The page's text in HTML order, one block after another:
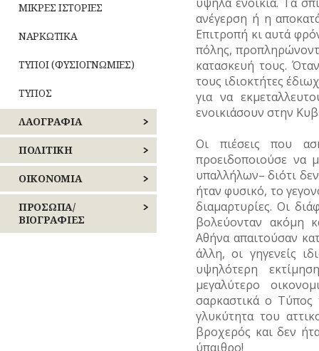
ΣΚΙΤΣΑ
–
ΠΟΙΗΣΗ
ΜΟΥΣΙΚΗ
ΟΛΥΜΠΙΑΚΟΙ
ΑΓΩΝΕΣ
(ΟΛΥΜΠΙΣΜΟΣ)
ΡΑΔΙΟΦΩΝΟ
ΤΗΛΕΟΡΑΣΗ
ΔΥΤΙΚΗΣ
ΞΩΚΚΛΗΣΙΑ
ΠΑΝΗΓΥΡΙΑ
ΜΙΚΡΕΣ ΙΣΤΟΡΙΕΣ
ΝΑΡΚΩΤΙΚΑ
ΤΥΠΟΙ (ΦΥΣΙΟΓΝΩΜΙΕΣ)
ΤΥΠΟΣ
ΛΑΟΓΡΑΦΙΑ
ΛΑΙΚΗ
ΔΗΜΙΟΥΡΓΙΑ
Οίκος
–
Αυλή
ΠΝΕΥΜΑΤΙΚΟΣ
ΒΙΟΣ
Λατρεία
ΚΟΙΝΩΝΙΚΟΣ
ΠΟΛΙΤΙΚΗ
ΕΚΛΟΓΕΣ
ΕΠΑΝΑΣΤΑΣΕΙΣ
ΚΙΝΗΜΑΤΑ
ΟΙΚΟΝΟΜΙΑ
ΒΙΟΜΗΧΑΝΙΑ
–
ΕΜΠΟΡΙΟ
ΠΡΟΣΩΠΑ/
ΒΙΟΓΡΑΦΙΕΣ
ανέγερση ή η
Επιτροπή κι αυτά
πόλης,
κατασκευή τους.
τους ιδιοκτήτες
για να
ενοικιάσουν στην
Οι πιέσεις που
προειδοποιούσε να
υπαλλήλων– διότι
ήταν φυσικό, το
διαμαρτυρίες. Οι
βολεύονταν ακόμη
Αθήνα απαιτούσαν
άλλη, οι γηγενείς
υψηλότερη
μεγαλύτερο
σαρκαστικά ο
γλυκύτητα του
βροχερός και δεν
ύπαιθρο!